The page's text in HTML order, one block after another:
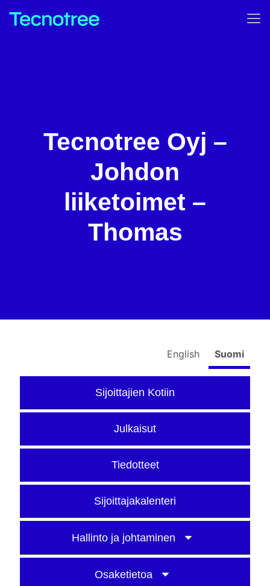
Tecnotree Oyj –
Johdon
liiketoimet –
Thomas
English Suomi
Sijoittajien Kotiin
Julkaisut
Tiedotteet
Sijoittajakalenteri
Hallinto ja johtaminen
Osaketietoa